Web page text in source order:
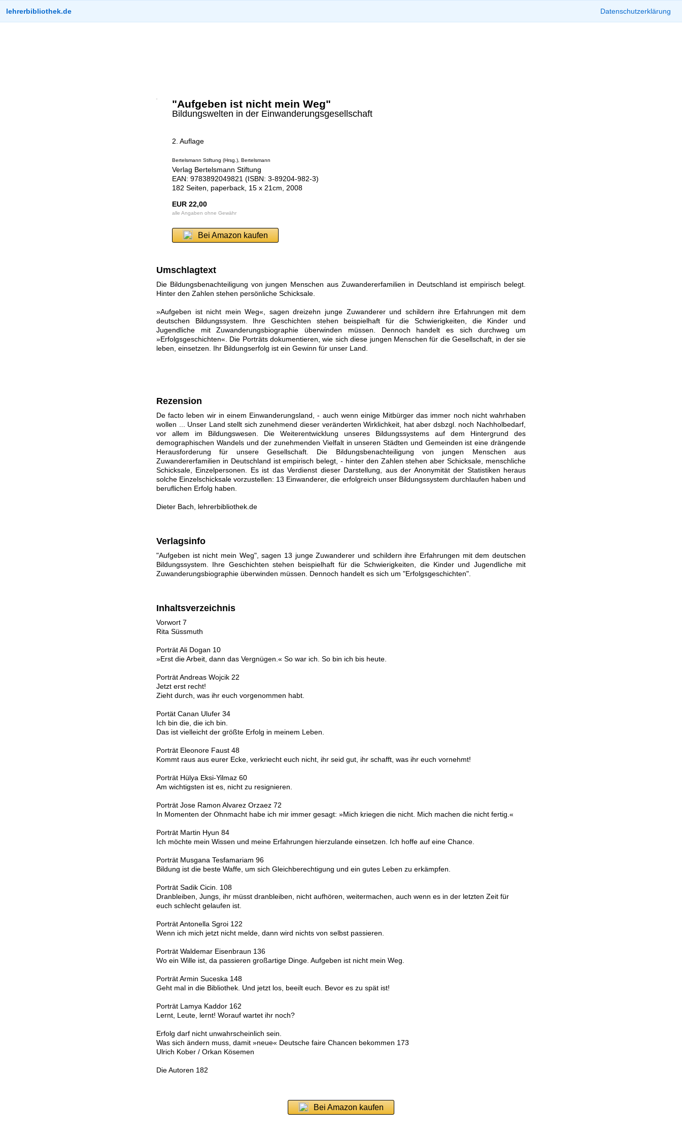
lehrerbibliothek.de Datenschutzerklärung
"Aufgeben ist nicht mein Weg"
Bildungswelten in der Einwanderungsgesellschaft
2. Auflage
Bertelsmann Stiftung (Hrsg.), Bertelsmann
Verlag Bertelsmann Stiftung
EAN: 9783892049821 (ISBN: 3-89204-982-3)
182 Seiten, paperback, 15 x 21cm, 2008
EUR 22,00
alle Angaben ohne Gewähr
Bei Amazon kaufen
Umschlagtext
Die Bildungsbenachteiligung von jungen Menschen aus Zuwandererfamilien in Deutschland ist empirisch belegt.
Hinter den Zahlen stehen persönliche Schicksale.
»Aufgeben ist nicht mein Weg«, sagen dreizehn junge Zuwanderer und schildern ihre Erfahrungen mit dem
deutschen Bildungssystem. Ihre Geschichten stehen beispielhaft für die Schwierigkeiten, die Kinder und
Jugendliche mit Zuwanderungsbiographie überwinden müssen. Dennoch handelt es sich durchweg um
»Erfolgsgeschichten«. Die Porträts dokumentieren, wie sich diese jungen Menschen für die Gesellschaft, in der sie
leben, einsetzen. Ihr Bildungserfolg ist ein Gewinn für unser Land.
Rezension
De facto leben wir in einem Einwanderungsland, - auch wenn einige Mitbürger das immer noch nicht wahrhaben
wollen ... Unser Land stellt sich zunehmend dieser veränderten Wirklichkeit, hat aber dsbzgl. noch Nachholbedarf,
vor allem im Bildungswesen. Die Weiterentwicklung unseres Bildungssystems auf dem Hintergrund des
demographischen Wandels und der zunehmenden Vielfalt in unseren Städten und Gemeinden ist eine drängende
Herausforderung für unsere Gesellschaft. Die Bildungsbenachteiligung von jungen Menschen aus
Zuwandererfamilien in Deutschland ist empirisch belegt, - hinter den Zahlen stehen aber Schicksale, menschliche
Schicksale, Einzelpersonen. Es ist das Verdienst dieser Darstellung, aus der Anonymität der Statistiken heraus
solche Einzelschicksale vorzustellen: 13 Einwanderer, die erfolgreich unser Bildungssystem durchlaufen haben und
beruflichen Erfolg haben.
Dieter Bach, lehrerbibliothek.de
Verlagsinfo
"Aufgeben ist nicht mein Weg", sagen 13 junge Zuwanderer und schildern ihre Erfahrungen mit dem deutschen
Bildungssystem. Ihre Geschichten stehen beispielhaft für die Schwierigkeiten, die Kinder und Jugendliche mit
Zuwanderungsbiographie überwinden müssen. Dennoch handelt es sich um "Erfolgsgeschichten".
Inhaltsverzeichnis
Vorwort 7
Rita Süssmuth
Porträt Ali Dogan 10
»Erst die Arbeit, dann das Vergnügen.« So war ich. So bin ich bis heute.
Porträt Andreas Wojcik 22
Jetzt erst recht!
Zieht durch, was ihr euch vorgenommen habt.
Portät Canan Ulufer 34
Ich bin die, die ich bin.
Das ist vielleicht der größte Erfolg in meinem Leben.
Porträt Eleonore Faust 48
Kommt raus aus eurer Ecke, verkriecht euch nicht, ihr seid gut, ihr schafft, was ihr euch vornehmt!
Porträt Hülya Eksi-Yilmaz 60
Am wichtigsten ist es, nicht zu resignieren.
Porträt Jose Ramon Alvarez Orzaez 72
In Momenten der Ohnmacht habe ich mir immer gesagt: »Mich kriegen die nicht. Mich machen die nicht fertig.«
Porträt Martin Hyun 84
Ich möchte mein Wissen und meine Erfahrungen hierzulande einsetzen. Ich hoffe auf eine Chance.
Porträt Musgana Tesfamariam 96
Bildung ist die beste Waffe, um sich Gleichberechtigung und ein gutes Leben zu erkämpfen.
Porträt Sadik Cicin. 108
Dranbleiben, Jungs, ihr müsst dranbleiben, nicht aufhören, weitermachen, auch wenn es in der letzten Zeit für
euch schlecht gelaufen ist.
Porträt Antonella Sgroi 122
Wenn ich mich jetzt nicht melde, dann wird nichts von selbst passieren.
Porträt Waldemar Eisenbraun 136
Wo ein Wille ist, da passieren großartige Dinge. Aufgeben ist nicht mein Weg.
Porträt Armin Suceska 148
Geht mal in die Bibliothek. Und jetzt los, beeilt euch. Bevor es zu spät ist!
Porträt Lamya Kaddor 162
Lernt, Leute, lernt! Worauf wartet ihr noch?
Erfolg darf nicht unwahrscheinlich sein.
Was sich ändern muss, damit »neue« Deutsche faire Chancen bekommen 173
Ulrich Kober / Orkan Kösemen
Die Autoren 182
Bei Amazon kaufen